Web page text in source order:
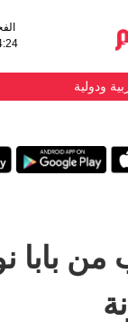
ودولية
من بابا